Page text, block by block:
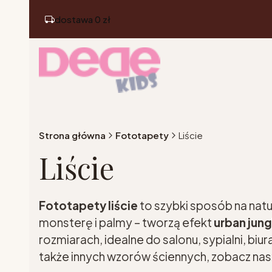
dostawa 0 zł
Strona główna Fototapety Liście
Liście
Fototapety liście to szybki sposób na
monsterę i palmy – tworzą efekt urban
rozmiarach, idealne do salonu, sypialni,
także innych wzorów ściennych, zobacz